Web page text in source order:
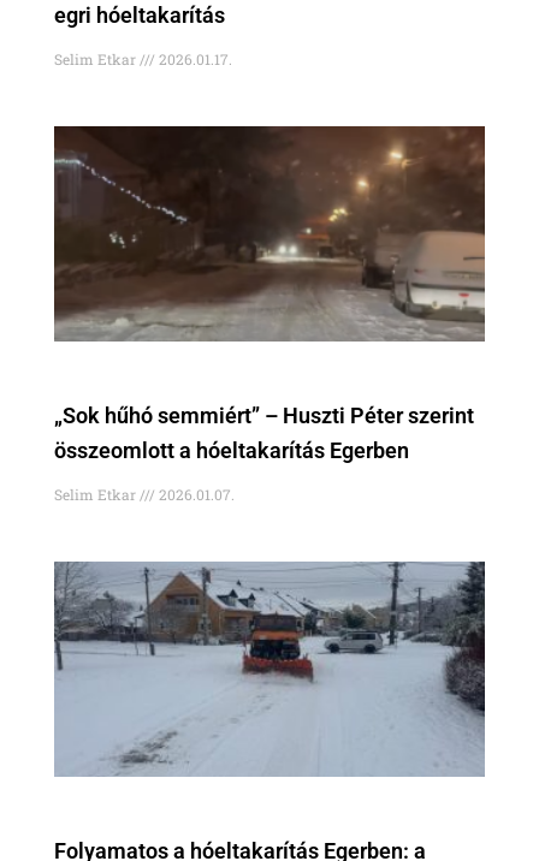
egri hóeltakarítás
Selim Etkar 2026.01.17.
„Sok hűhó semmiért” – Huszti Péter szerint
összeomlott a hóeltakarítás Egerben
Selim Etkar 2026.01.07.
Folyamatos a hóeltakarítás Egerben: a